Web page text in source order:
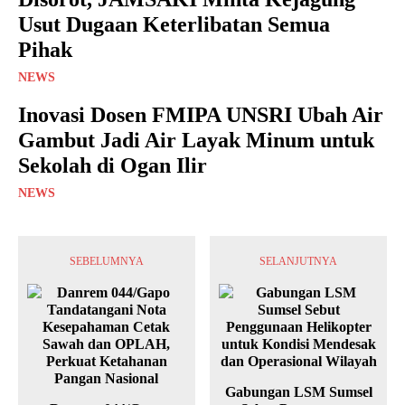
Usut Dugaan Keterlibatan Semua
Pihak
NEWS
Inovasi Dosen FMIPA UNSRI Ubah Air
Gambut Jadi Air Layak Minum untuk
Sekolah di Ogan Ilir
NEWS
SEBELUMNYA SELANJUTNYA
Gabungan LSM Sumsel